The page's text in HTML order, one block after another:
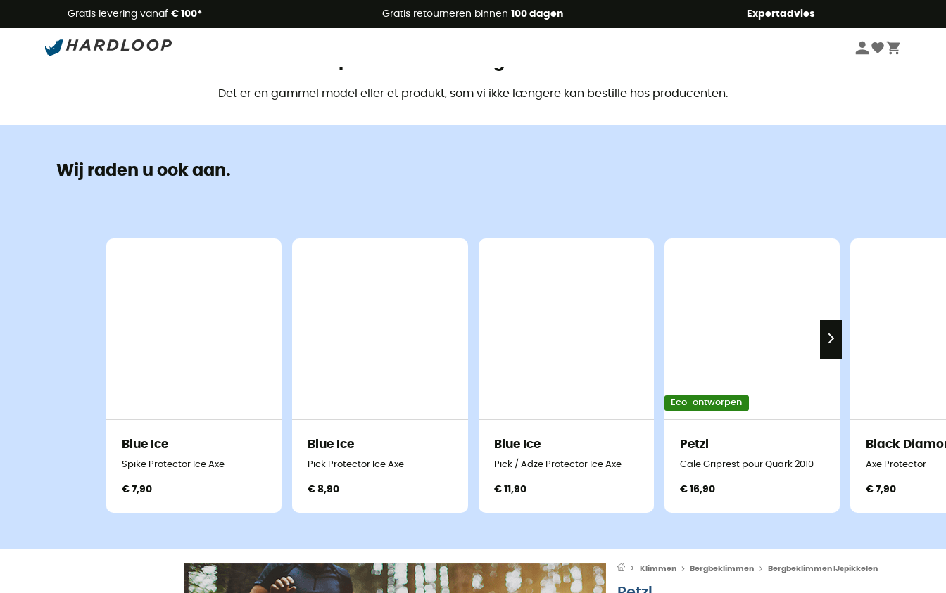
Gratis levering vanaf € 100* Gratis retourneren binnen 100 dagen Expertadvies
Zomeraanbiedingen 🔥 -5% EXTRA vanaf 2 producten* met code Summer5
Det er en gammel model eller et produkt, som vi ikke længere kan bestille hos producenten.
Wij raden u ook aan.
Blue Ice
Spike Protector Ice Axe
€ 7,90
Blue Ice
Pick Protector Ice Axe
€ 8,90
Blue Ice
Pick / Adze Protector Ice Axe
€ 11,90
Eco-ontworpen
Petzl
Cale Griprest pour Quark 2010
€ 16,90
Black
Axe Protector
€ 7,90
Klimmen Bergbeklimmen Bergbeklimmen IJspikkelen